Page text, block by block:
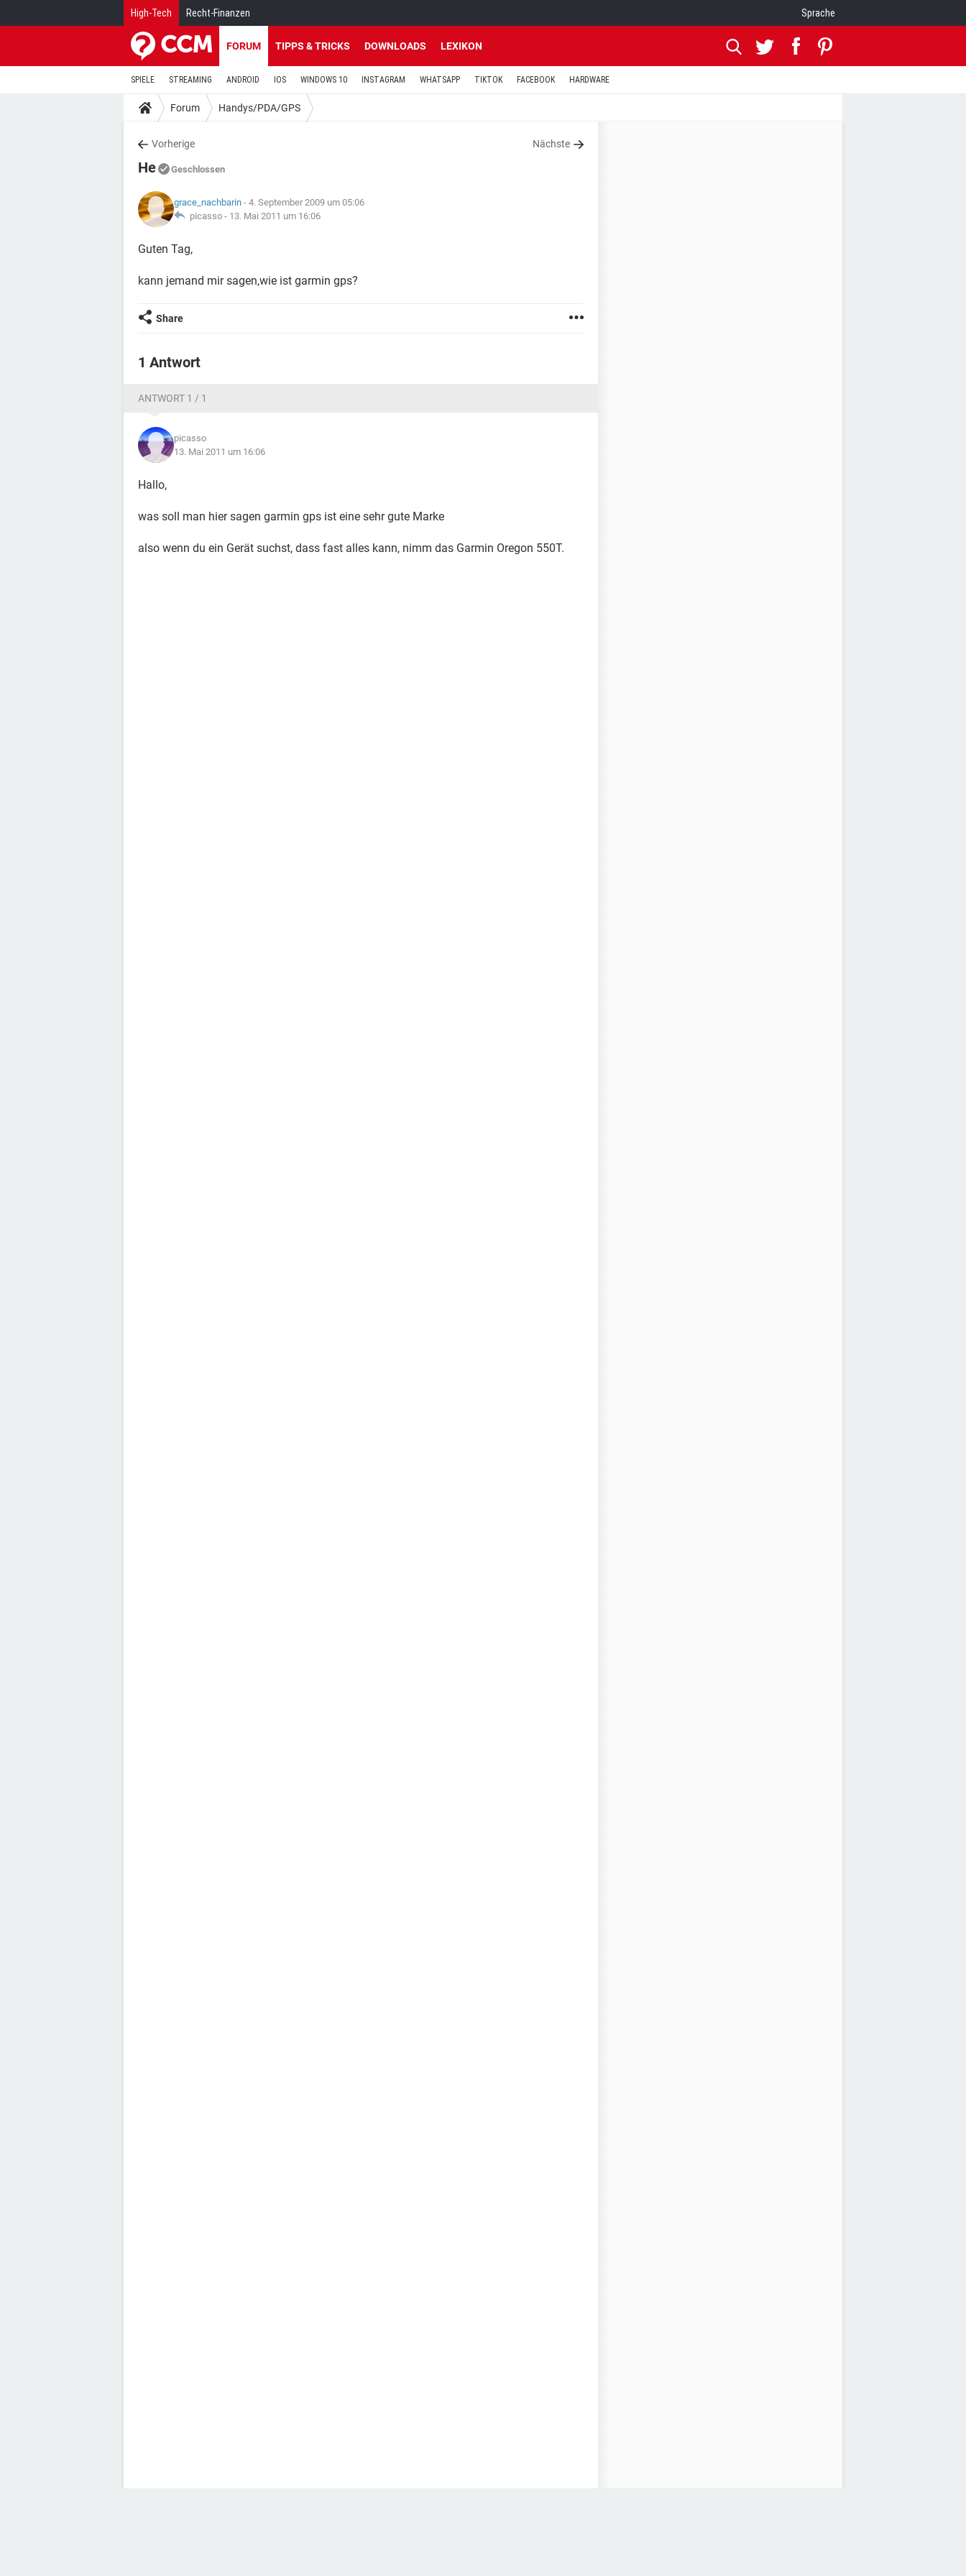
High-Tech Recht-Finanzen Sprache
FORUM TIPPS & TRICKS DOWNLOADS LEXIKON
SPIELE STREAMING ANDROID IOS WINDOWS 10 INSTAGRAM WHATSAPP TIKTOK FACEBOOK HARDWARE
Forum Handys/PDA/GPS
Vorherige Nächste
He Geschlossen
grace_nachbarin - 4. September 2009 um 05:06
picasso - 13. Mai 2011 um 16:06
Guten Tag,
kann jemand mir sagen,wie ist garmin gps?
Share
1 Antwort
ANTWORT 1 / 1
picasso
13. Mai 2011 um 16:06
Hallo,
was soll man hier sagen garmin gps ist eine sehr gute Marke
also wenn du ein Gerät suchst, dass fast alles kann, nimm das Garmin Oregon 550T.